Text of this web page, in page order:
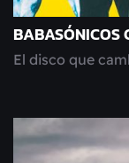
BABASÓNICOS
El disco que